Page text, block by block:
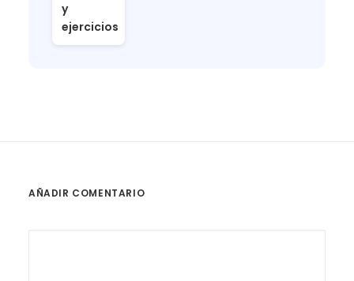
y
ejercicios
AÑADIR COMENTARIO